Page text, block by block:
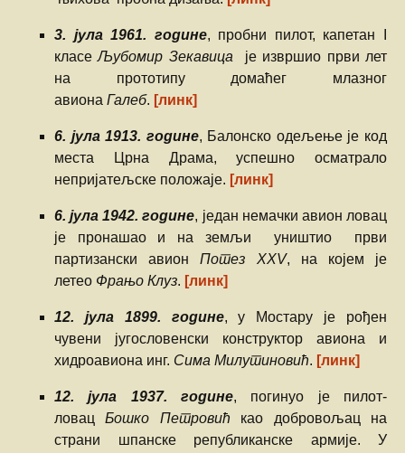
3. јула 1961. године, пробни пилот, капетан I
класеЉубомир Зекавица је извршио први лет
на прототипу домаћег млазног
авиона Галеб. [линк]
6. јула 1913. године, Балонско одељење је код
места Црна Драма, успешно осматрало
непријатељске положаје. [линк]
6. јула 1942. године, један немачки авион ловац
је пронашао и на земљи уништио први
партизански авион Потез XXV, на којем је
летео Фрањо Клуз. [линк]
12. јула 1899. године, у Мостару је рођен
чувени југословенски конструктор авиона и
хидроавиона инг. Сима Милутиновић. [линк]
12. јула 1937. године, погинуо је пилот-
ловацБошко Петровић као добровољац на
страни шпанске републиканске армије. У